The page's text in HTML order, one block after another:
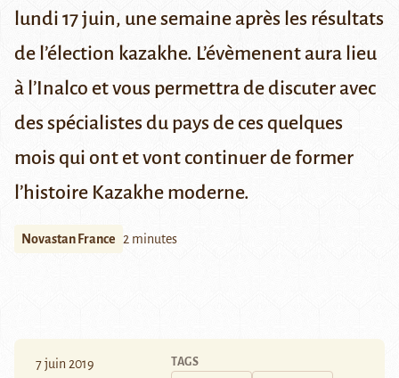
lundi 17 juin, une semaine après les résultats
de l’élection kazakhe. L’évèmenent aura lieu
à l’Inalco et vous permettra de discuter avec
des spécialistes du pays de ces quelques
mois qui ont et vont continuer de former
l’histoire Kazakhe moderne.
Novastan France 2 minutes
7 juin 2019 TAGS